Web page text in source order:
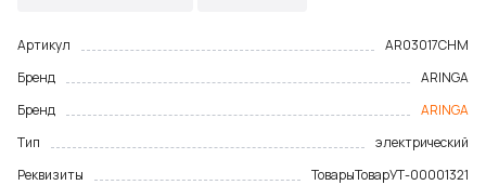
Артикул
AR03017CHM
Бренд
ARINGA
Бренд
ARINGA
Тип
электрический
Реквизиты
ТоварыТоварУТ-00001321